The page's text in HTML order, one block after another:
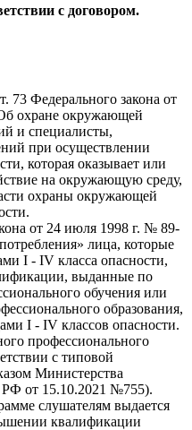
с договором.
73 Федерального закона от
окружающей
и специалисты,
при осуществлении
которая оказывает или
на окружающую среду,
охраны окружающей
от 24 июля 1998 г. № 89-
лица, которые
I - IV класса опасности,
выданные по
обучения или
образования,
I - IV классов опасности.
профессионального
с типовой
Министерства
РФ от 15.10.2021 №755).
слушателям выдается
квалификации